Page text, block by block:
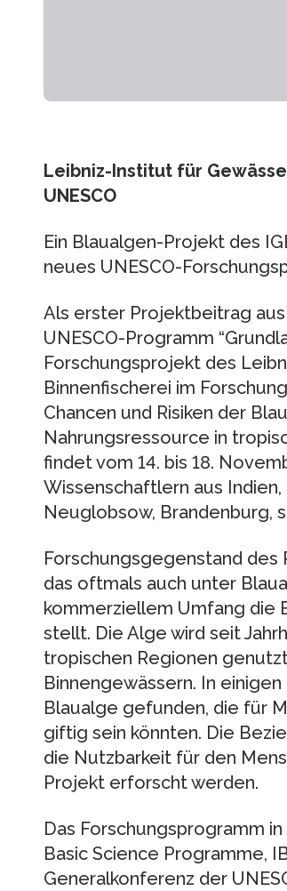
Leibniz-Institut für
UNESCO
Ein Blaualgen-Projekt des
neues UNESCO-
Als erster Projektbeitrag
UNESCO-Programm
Forschungsprojekt des
Binnenfischerei im
Chancen und Risiken der
Nahrungsressource in
findet vom 14. bis 18.
Wissenschaftlern aus
Neuglobsow, Brandenburg,
Forschungsgegenstand des
das oftmals auch unter
kommerziellem Umfang die
stellt. Die Alge wird seit
tropischen Regionen
Binnengewässern. In
Blaualge gefunden, die für
giftig sein könnten. Die
die Nutzbarkeit für den
Projekt erforscht werden.
Das Forschungsprogramm
Basic Science Programme,
Generalkonferenz der